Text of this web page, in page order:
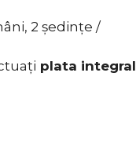
2 ședințe /
plata integral